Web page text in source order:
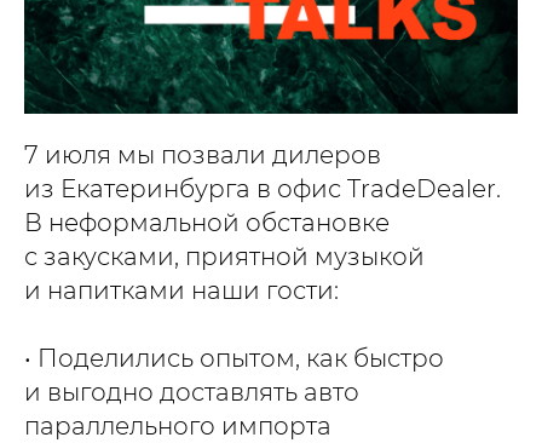
7 июля мы позвали дилеров
из Екатеринбурга в офис TradeDealer.
В неформальной обстановке
с закусками, приятной музыкой
и напитками наши гости:
• Поделились опытом, как быстро
и выгодно доставлять авто
параллельного импорта